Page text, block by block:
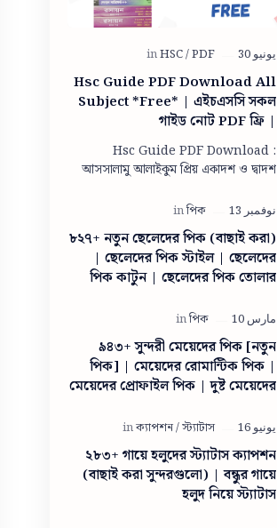
Hsc Guide PDF Download All
Subject *Free* | এইচএসসি সকল
গাইড নোট PDF ফ্রি |
Panjeree/lecture guide for
class 11-12 pdf download
Hsc Guide PDF Download :
আসসালামু আলাইকুম প্রিয় একাদশ ও দ্বাদশ
তোমাদের দোয়ায় অনেক অনেক ভালো আছি।
তো একাদশ ও দ…
৮২৭+ নতুন ছেলেদের পিক (বাছাই করা)
| ছেলেদের পিক স্টাইল | ছেলেদের
পিক কাটুন | ছেলেদের পিক তোলার
| ছেলেদের পিক তোলার স্টাইল
৯৪৩+ সুন্দরী মেয়েদের পিক [নতুন
পিক] | মেয়েদের রোমান্টিক পিক |
মেয়েদের প্রোফাইল পিক | দুষ্ট মেয়েদের
সুন্দরী মেয়ে
২৮৩+ গায়ে হলুদের স্ট্যাটাস ক্যাপশন
(বাছাই করা সুন্দরগুলো) | বন্ধুর গায়ে
হলুদ নিয়ে স্ট্যাটাস